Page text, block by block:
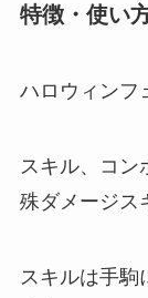
特徴・使い
ハロウィンフ
スキル、コン
殊ダメージス
スキルは手駒